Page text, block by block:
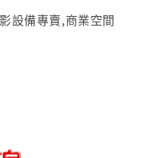
設備專賣,商業空間